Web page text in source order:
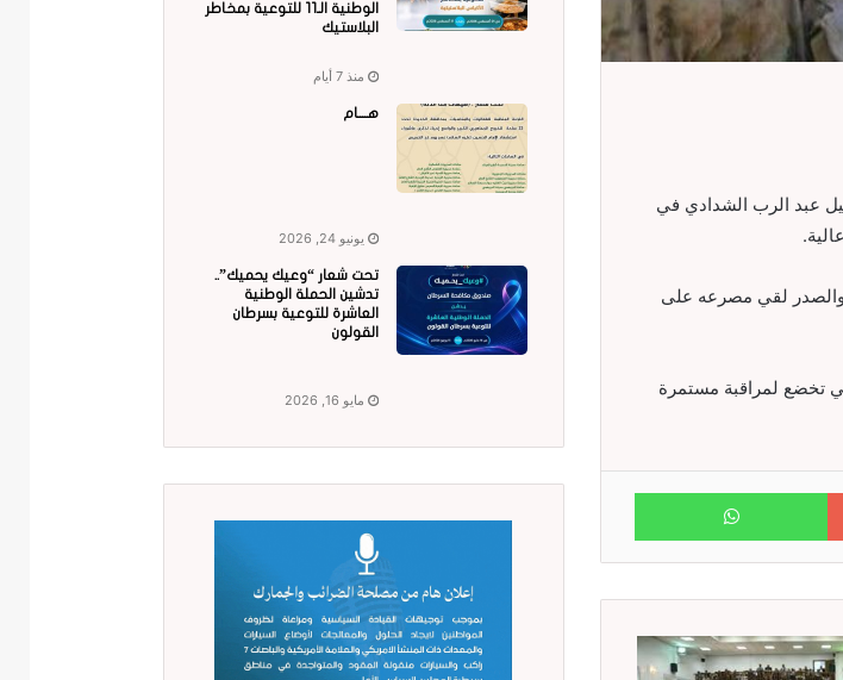
عبد الرب الشدادي في
والصدر لقي مصرعه على
تخضع لمراقبة مستمرة
Google+
WhatsApp
الوطنية الـ11 للتوعية بمخاطر
البلاستيك
منذ 7 أيام
هــــام
يونيو 24, 2026
تحت شعار “وعيك يحميك”..
تدشين الحملة الوطنية
العاشرة للتوعية بسرطان
القولون
مايو 16, 2026